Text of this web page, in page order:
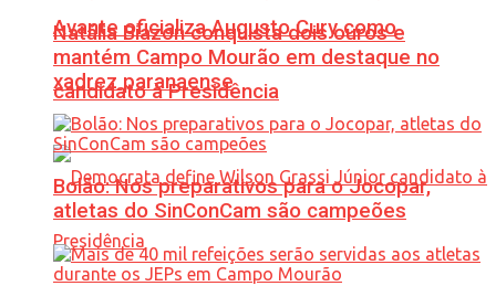
Avante oficializa Augusto Cury como
candidato à Presidência
Natália Biazon conquista dois ouros e
mantém Campo Mourão em destaque no
xadrez paranaense
Bolão: Nos preparativos para o Jocopar,
atletas do SinConCam são campeões